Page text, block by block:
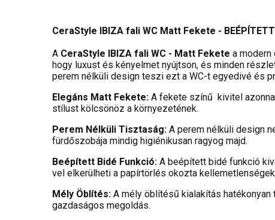
CeraStyle IBIZA fali WC Matt Fekete -
A CeraStyle IBIZA fali WC - Matt Fekete a modern
hogy luxust és kényelmet nyújtson, és minden
perem nélküli design teszi ezt a WC-t egyedivé és
Elegáns Matt Fekete: A fekete színű kivitel
stílust kölcsönöz a környezetének.
Perem Nélküli Tisztaság: A perem nélküli design
fürdőszobája mindig higiénikusan ragyog majd.
Beépített Bidé Funkció: A beépített bidé funkció
vel elkerülheti a papírtörlés okozta
Mély Öblítés: A mély öblítésű kialakítás
gazdaságos megoldás.